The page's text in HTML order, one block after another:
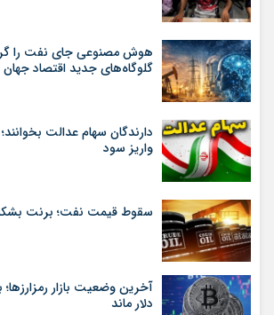
هوش مصنوعی جای نفت را
گلوگاه‌های جدید اقتصاد جهان
دارندگان سهام عدالت
واریز سود
سقوط قیمت نفت؛ برنت بشکه‌ای ۷۹
دلار ماند